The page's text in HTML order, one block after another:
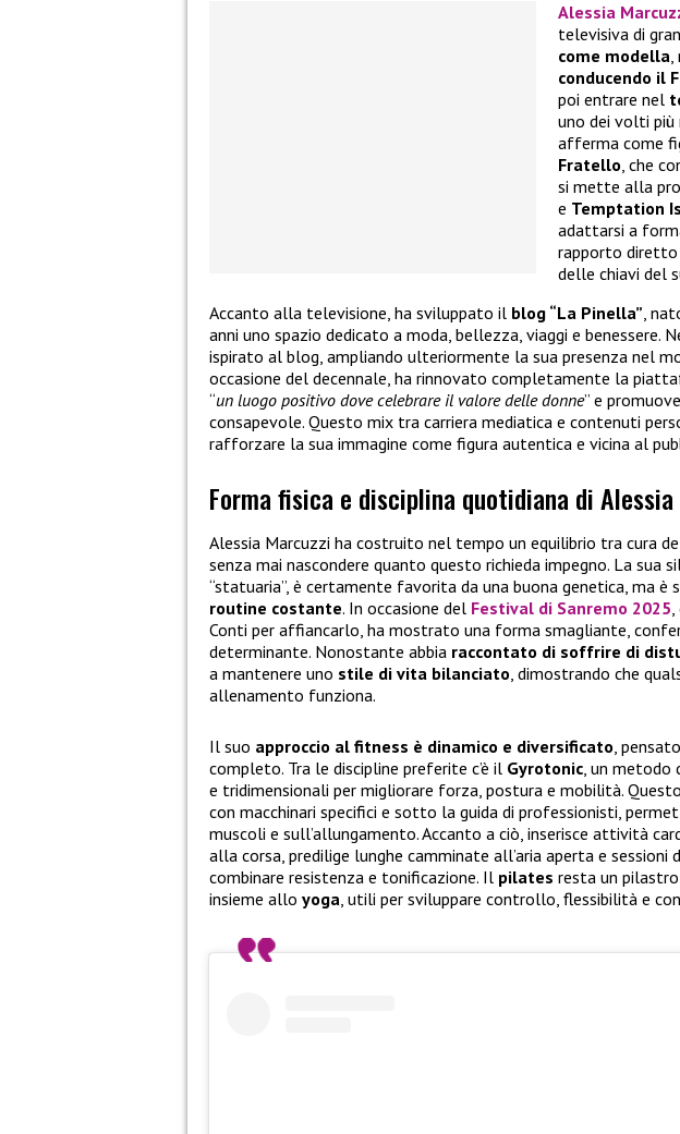
Alessia
televisiva di
come modella,
conducendo il
poi entrare nel
uno dei volti più
afferma come
Fratello, che
si mette alla
e Temptation
adattarsi a
rapporto diretto
delle chiavi del
Accanto alla televisione, ha sviluppato il blog “La Pinella”,
anni uno spazio dedicato a moda, bellezza, viaggi e benessere.
ispirato al blog, ampliando ulteriormente la sua presenza nel
occasione del decennale, ha rinnovato completamente la
“un luogo positivo dove celebrare il valore delle donne” e
consapevole. Questo mix tra carriera mediatica e contenuti
rafforzare la sua immagine come figura autentica e vicina al
Forma fisica e disciplina quotidiana di Alessia
Alessia Marcuzzi ha costruito nel tempo un equilibrio tra cura
senza mai nascondere quanto questo richieda impegno. La sua
“statuaria”, è certamente favorita da una buona genetica, ma
routine costante. In occasione del Festival di Sanremo 2025
Conti per affiancarlo, ha mostrato una forma smagliante,
determinante. Nonostante abbia raccontato di soffrire di
a mantenere uno stile di vita bilanciato, dimostrando che
allenamento funziona.
Il suo approccio al fitness è dinamico e diversificato ,
completo. Tra le discipline preferite c’è il Gyrotonic , un
e tridimensionali per migliorare forza, postura e mobilità.
con macchinari specifici e sotto la guida di professionisti,
muscoli e sull’allungamento. Accanto a ciò, inserisce attività
alla corsa, predilige lunghe camminate all’aria aperta e sessioni
combinare resistenza e tonificazione. Il pilates resta un
insieme allo yoga , utili per sviluppare controllo, flessibilità e